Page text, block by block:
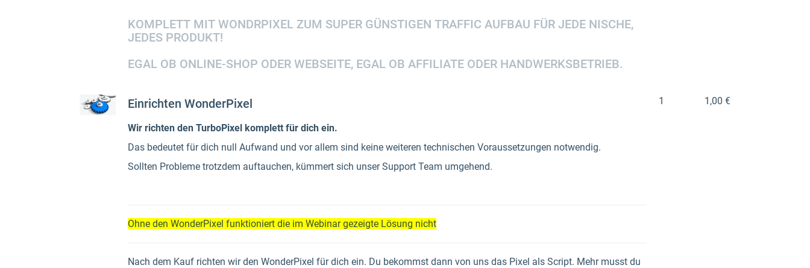
KOMPLETT MIT WONDRPIXEL ZUM SUPER GÜNSTIGEN TRAFFIC AUFBAU FÜR JEDE NISCHE,
JEDES PRODUKT!
EGAL OB ONLINE-SHOP ODER WEBSEITE, EGAL OB AFFILIATE ODER HANDWERKSBETRIEB.
Einrichten WonderPixel
Wir richten den TurboPixel komplett für dich ein.
Das bedeutet für dich null Aufwand und vor allem sind keine weiteren technischen Voraussetzungen notwendig.
Sollten Probleme trotzdem auftauchen, kümmert sich unser Support Team umgehend.
Ohne den WonderPixel funktioniert die im Webinar gezeigte Lösung nicht
Nach dem Kauf richten wir den WonderPixel für dich ein. Du bekommst dann von uns das Pixel als Script. Mehr musst du
1 1,00 €